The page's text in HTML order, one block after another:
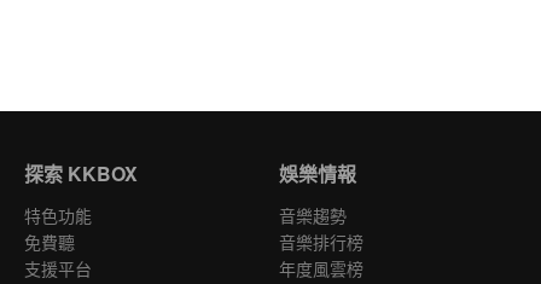
探索 KKBOX
特色功能
免費聽
支援平台
娛樂情報
音樂趨勢
音樂排行榜
年度風雲榜